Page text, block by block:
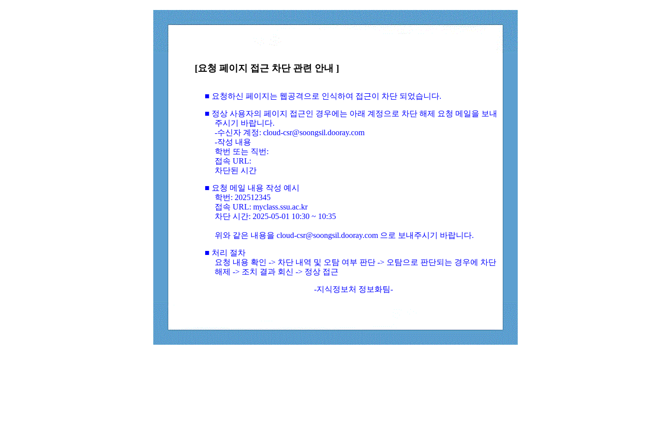
[요청 페이지 접근 차단 관련 안내 ]
■ 요청하신 페이지는 웹공격으로 인식하여 접근이 차단 되었습니다.
■ 정상 사용자의 페이지 접근인 경우에는 아래 계정으로 차단 해제 요청 메일을 보내
주시기 바랍니다.
-수신자 계정: cloud-csr@soongsil.dooray.com
-작성 내용
학번 또는 직번:
접속 URL:
차단된 시간
■ 요청 메일 내용 작성 예시
학번: 202512345
접속 URL: myclass.ssu.ac.kr
차단 시간: 2025-05-01 10:30 ~ 10:35
위와 같은 내용을 cloud-csr@soongsil.dooray.com 으로 보내주시기 바랍니다.
■ 처리 절차
요청 내용 확인 -> 차단 내역 및 오탐 여부 판단 -> 오탐으로 판단되는 경우에 차단
해제 -> 조치 결과 회신 -> 정상 접근
-지식정보처 정보화팀-